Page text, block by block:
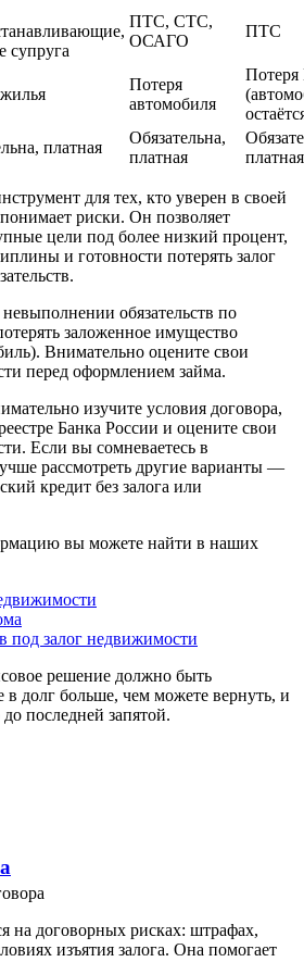
супруга
ПТС, СТС,
ОСАГО
ПТС
Потеря
автомобиля
платная
Обязательна,
платная
платная
для тех, кто уверен в своей
риски. Он позволяет
цели под более низкий процент,
и готовности потерять залог
обязательств по
заложенное имущество
Внимательно оцените свои
перед оформлением займа.
изучите условия договора,
Банка России и оцените свои
Если вы сомневаетесь в
рассмотреть другие варианты —
кредит без залога или
вы можете найти в наших
под залог недвижимости
решение должно быть
долг больше, чем можете вернуть, и
последней запятой.
на договорных рисках: штрафах,
изъятия залога. Она помогает